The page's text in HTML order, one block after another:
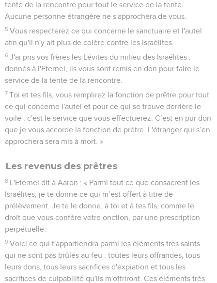
tente de la rencontre pour tout le service de la tente.
Aucune personne étrangère ne s'approchera de vous.
5 Vous respecterez ce qui concerne le sanctuaire et l'autel
afin qu'il n'y ait plus de colère contre les Israélites.
6 J'ai pris vos frères les Lévites du milieu des Israélites :
donnés à l'Eternel, ils vous sont remis en don pour faire le
service de la tente de la rencontre.
7 Toi et tes fils, vous remplirez la fonction de prêtre pour tout
ce qui concerne l'autel et pour ce qui se trouve derrière le
voile : c'est le service que vous effectuerez. C’est en pur don
que je vous accorde la fonction de prêtre. L'étranger qui s’en
approchera sera mis à mort. »
Les revenus des prêtres
8 L'Eternel dit à Aaron : « Parmi tout ce que consacrent les
Israélites, je te donne ce qui m’est offert à titre de
prélèvement. Je te le donne, à toi et à tes fils, comme le
droit que vous confère votre onction, par une prescription
perpétuelle.
9 Voici ce qui t'appartiendra parmi les éléments très saints
qui ne sont pas brûlés au feu : toutes leurs offrandes, tous
leurs dons, tous leurs sacrifices d'expiation et tous les
sacrifices de culpabilité qu'ils m'offriront. Ces éléments très